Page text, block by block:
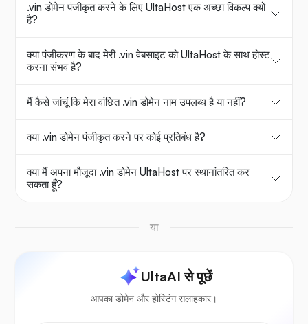
.vin डोमेन पंजीकृत करने के लिए UltaHost एक अच्छा विकल्प क्यों
है?
क्या पंजीकरण के बाद मेरी .vin वेबसाइट को UltaHost के साथ होस्ट
करना संभव है?
मैं कैसे जांचूं कि मेरा वांछित .vin डोमेन नाम उपलब्ध है या नहीं?
क्या .vin डोमेन पंजीकृत करने पर कोई प्रतिबंध है?
क्या मैं अपना मौजूदा .vin डोमेन UltaHost पर स्थानांतरित कर
सकता हूँ?
या
UltaAI से पूछें
आपका डोमेन और होस्टिंग सलाहकार।